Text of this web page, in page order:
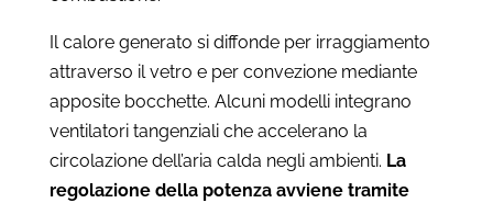
Il calore generato si diffonde per irraggiamento
attraverso il vetro e per convezione mediante
apposite bocchette. Alcuni modelli integrano
ventilatori tangenziali che accelerano la
circolazione dell’aria calda negli ambienti. La
regolazione della potenza avviene tramite